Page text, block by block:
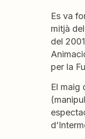
Es va
mitjà
del
per la
El maig